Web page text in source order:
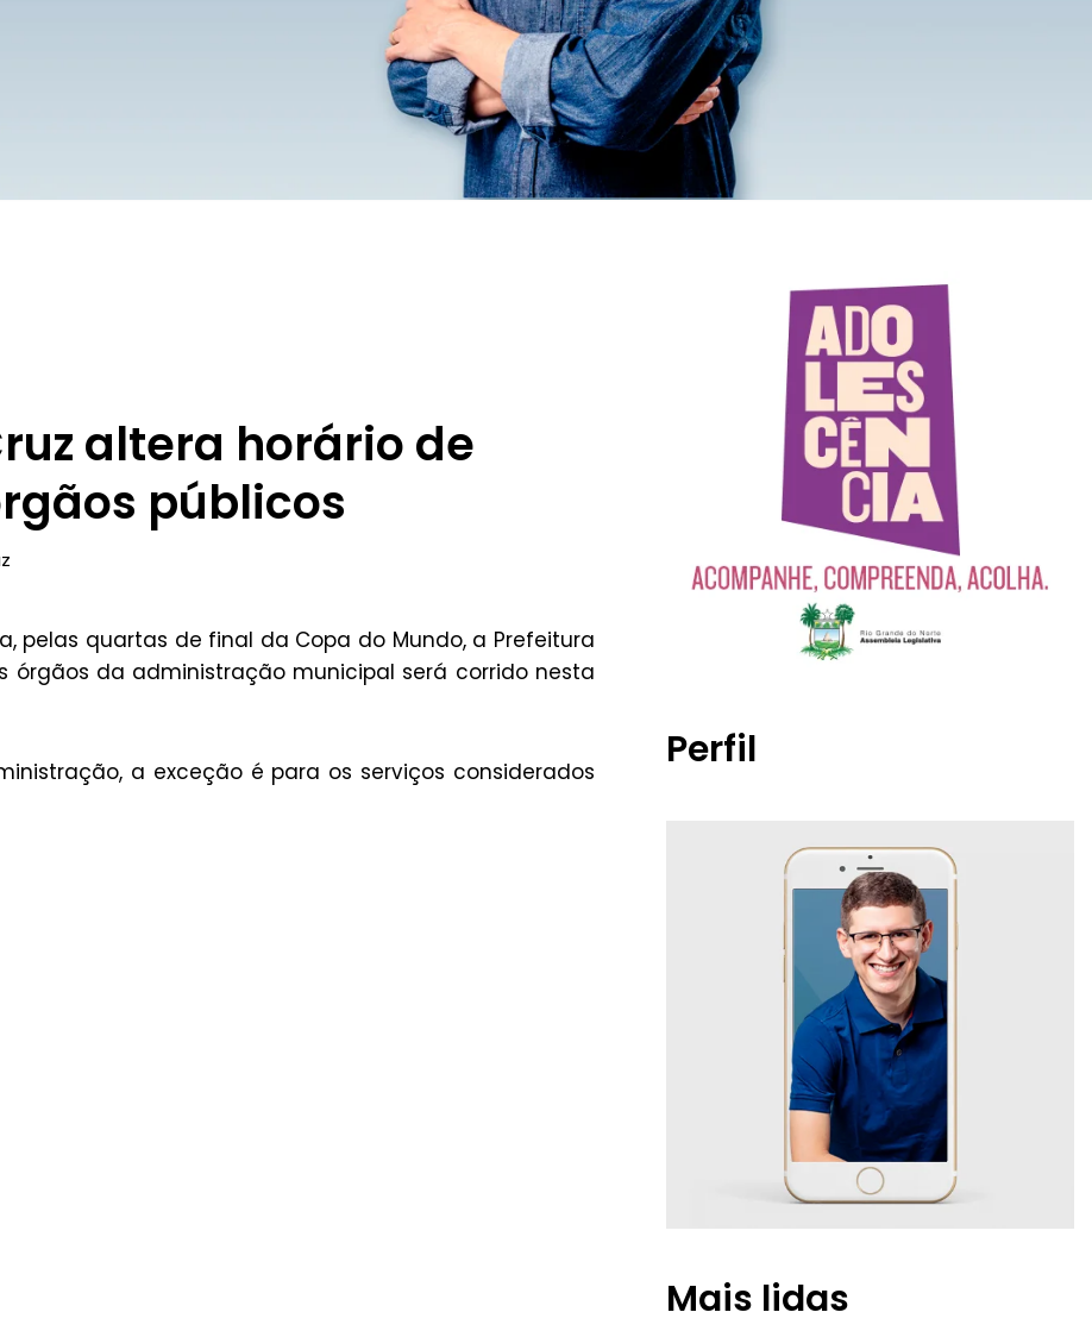
altera horário de
públicos
pelas quartas de final da Copa do Mundo, a Prefeitura
órgãos da administração municipal será corrido nesta
a exceção é para os serviços considerados
Perfil
Mais lidas